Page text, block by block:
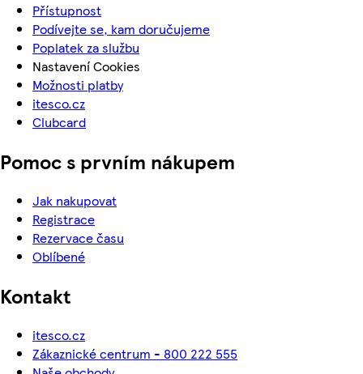
Přístupnost
Podívejte se, kam doručujeme
Poplatek za službu
Nastavení Cookies
Možnosti platby
itesco.cz
Clubcard
Pomoc s prvním nákupem
Jak nakupovat
Registrace
Rezervace času
Oblíbené
Kontakt
itesco.cz
Zákaznické centrum - 800 222 555